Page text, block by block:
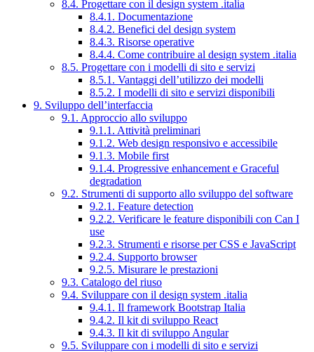
8.4. Progettare con il design system .italia
8.4.1. Documentazione
8.4.2. Benefici del design system
8.4.3. Risorse operative
8.4.4. Come contribuire al design system .italia
8.5. Progettare con i modelli di sito e servizi
8.5.1. Vantaggi dell’utilizzo dei modelli
8.5.2. I modelli di sito e servizi disponibili
9. Sviluppo dell’interfaccia
9.1. Approccio allo sviluppo
9.1.1. Attività preliminari
9.1.2. Web design responsivo e accessibile
9.1.3. Mobile first
9.1.4. Progressive enhancement e Graceful
degradation
9.2. Strumenti di supporto allo sviluppo del software
9.2.1. Feature detection
9.2.2. Verificare le feature disponibili con Can I
use
9.2.3. Strumenti e risorse per CSS e JavaScript
9.2.4. Supporto browser
9.2.5. Misurare le prestazioni
9.3. Catalogo del riuso
9.4. Sviluppare con il design system .italia
9.4.1. Il framework Bootstrap Italia
9.4.2. Il kit di sviluppo React
9.4.3. Il kit di sviluppo Angular
9.5. Sviluppare con i modelli di sito e servizi